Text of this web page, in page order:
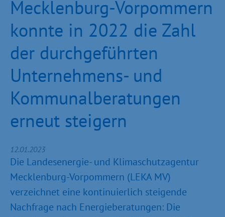
Mecklenburg-Vorpommern
konnte in 2022 die Zahl
der durchgeführten
Unternehmens- und
Kommunalberatungen
erneut steigern
12.01.2023
Die Landesenergie- und Klimaschutzagentur
Mecklenburg-Vorpommern (LEKA MV)
verzeichnet eine kontinuierlich steigende
Nachfrage nach Energieberatungen: Die